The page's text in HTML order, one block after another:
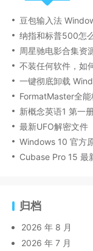
豆包输入法
最新UFO解密文件
Windows 10 官方
Cubase Pro 15 最
归档
2026 年 8 月
2026 年 7 月